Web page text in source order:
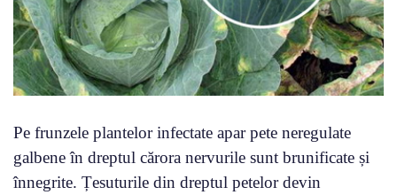
Pe frunzele plantelor infectate apar pete neregulate
galbene în dreptul cărora nervurile sunt brunificate și
înnegrite. Țesuturile din dreptul petelor devin